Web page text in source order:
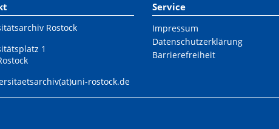
Rostock
1
rostock.de
Service
Impressum
Datenschutzerklärung
Barrierefreiheit